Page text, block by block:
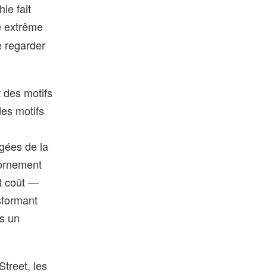
fait
regarder
des motifs
motifs
de la
coût —
un
les